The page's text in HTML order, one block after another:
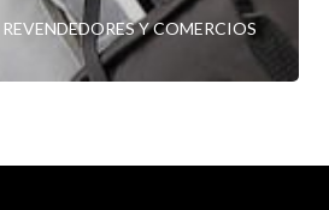
Y COMERCIOS